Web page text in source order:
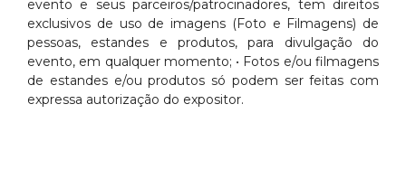
evento e seus parceiros/patrocinadores, tem direitos
exclusivos de uso de imagens (Foto e Filmagens) de
pessoas, estandes e produtos, para divulgação do
evento, em qualquer momento; • Fotos e/ou filmagens
de estandes e/ou produtos só podem ser feitas com
expressa autorização do expositor.